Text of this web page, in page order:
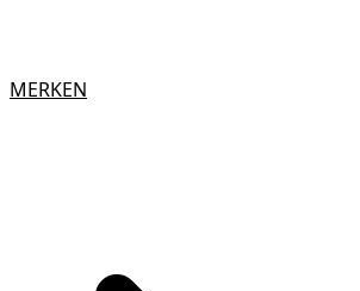
MERKEN